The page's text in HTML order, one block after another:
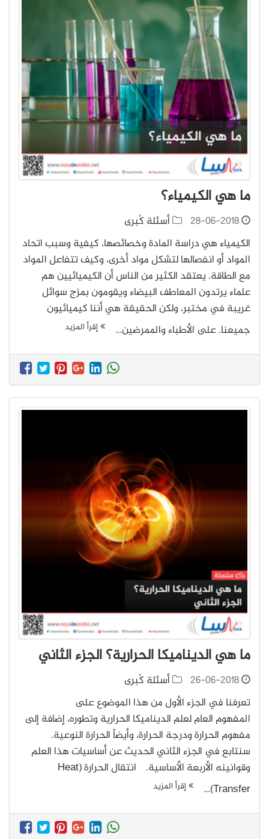
ما هي الكيمياء؟
28-06-2018
أسئلة كُبرى
الكيمياء هي دراسة المادة وخصائصها، كيفية وسبب اتحاد
المواد أو انفصالها لتشكل مواد أخرى، وكيف تتفاعل المواد
مع الطاقة. يعتقد الكثير من الناس أن الكيميائيين هم
علماء يرتدون المعاطف البيضاء ويقومون بمزج سوائل
غريبة في مختبر، ولكن الحقيقة هي أننا كيميائيون
جميعنا. على الأطباء والممرضين…
إقرأ المزيد
ما هي الديناميكا الحرارية؟ الجزء الثاني
26-06-2018
أسئلة كُبرى
تعرفنا في الجزء الأول من هذا الموضوع على
المفهوم العام لعلم الديناميكا الحرارية وتطوره، إضافة إلى
مفهوم الحرارة ودرجة الحرارة، وأيضاً الحرارة النوعية.
سنتابع في الجزء الثاني الحديث عن أساسيات هذا العلم
وقوانينه الأربعة الأساسية. انتقال الحرارة (Heat
Transfer)…
إقرأ المزيد